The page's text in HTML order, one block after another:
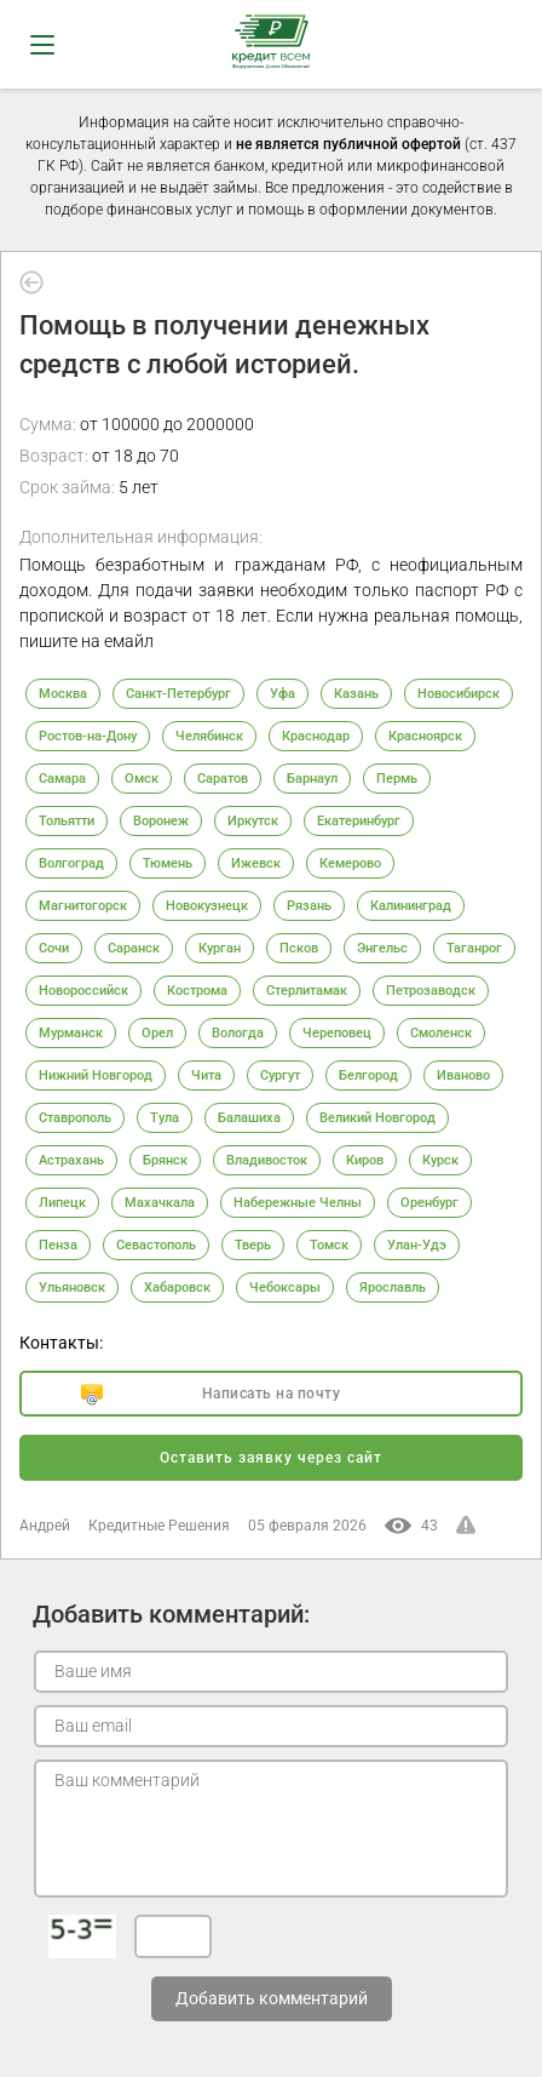
Информация на сайте носит исключительно справочно-
консультационный характер и не является публичной офертой (ст. 437
ГК РФ). Сайт не является банком, кредитной или микрофинансовой
организацией и не выдаёт займы. Все предложения - это содействие в
подборе финансовых услуг и помощь в оформлении документов.
Помощь в получении денежных
средств с любой историей.
Сумма: от 100000 до 2000000
Возраст: от 18 до 70
Срок займа: 5 лет
Дополнительная информация:
Помощь безработным и гражданам РФ, с неофициальным
доходом. Для подачи заявки необходим только паспорт РФ с
пропиской и возраст от 18 лет. Если нужна реальная помощь,
пишите на емайл
Москва Санкт-Петербург Уфа Казань Новосибирск
Ростов-на-Дону Челябинск Краснодар Красноярск
Самара Омск Саратов Барнаул Пермь
Тольятти Воронеж Иркутск Екатеринбург
Волгоград Тюмень Ижевск Кемерово
Магнитогорск Новокузнецк Рязань Калининград
Сочи Саранск Курган Псков Энгельс Таганрог
Новороссийск Кострома Стерлитамак Петрозаводск
Мурманск Орел Вологда Череповец Смоленск
Нижний Новгород Чита Сургут Белгород Иваново
Ставрополь Тула Балашиха Великий Новгород
Астрахань Брянск Владивосток Киров Курск
Липецк Махачкала Набережные Челны Оренбург
Пенза Севастополь Тверь Томск Улан-Удэ
Ульяновск Хабаровск Чебоксары Ярославль
Контакты:
Написать на почту
Оставить заявку через сайт
Андрей Кредитные Решения 05 февраля 2026 43
Добавить комментарий:
Добавить комментарий